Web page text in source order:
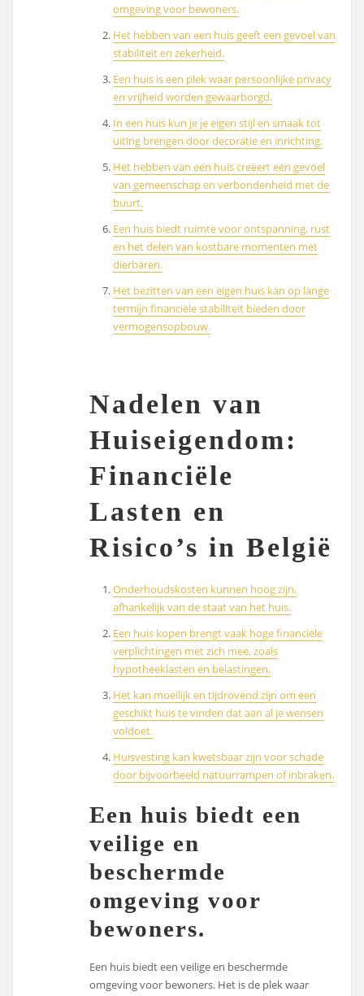
omgeving voor bewoners.
Het hebben van een huis geeft een gevoel van
stabiliteit en zekerheid.
Een huis is een plek waar persoonlijke privacy
en vrijheid worden gewaarborgd.
In een huis kun je je eigen stijl en smaak tot
uiting brengen door decoratie en inrichting.
Het hebben van een huis creëert een gevoel
van gemeenschap en verbondenheid met de
buurt.
Een huis biedt ruimte voor ontspanning, rust
en het delen van kostbare momenten met
dierbaren.
Het bezitten van een eigen huis kan op lange
termijn financiële stabiliteit bieden door
vermogensopbouw.
Nadelen van
Huiseigendom:
Financiële
Lasten en
Risico’s in België
Onderhoudskosten kunnen hoog zijn,
afhankelijk van de staat van het huis.
Een huis kopen brengt vaak hoge financiële
verplichtingen met zich mee, zoals
hypotheeklasten en belastingen.
Het kan moeilijk en tijdrovend zijn om een
geschikt huis te vinden dat aan al je wensen
voldoet.
Huisvesting kan kwetsbaar zijn voor schade
door bijvoorbeeld natuurrampen of inbraken.
Een huis biedt een
veilige en
beschermde
omgeving voor
bewoners.
Een huis biedt een veilige en beschermde
omgeving voor bewoners. Het is de plek waar